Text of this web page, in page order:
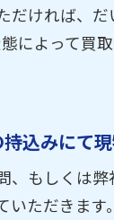
だければ、
によって買
込みにて
、もしくは
ただきます。